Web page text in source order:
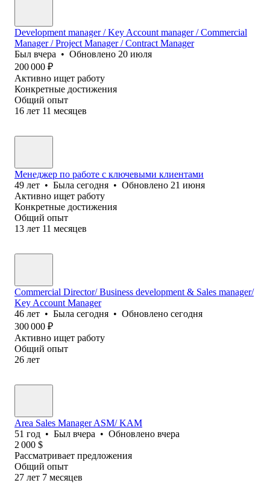
Development manager / Key Account manager / Commercial
Manager / Project Manager / Contract Manager
Был вчера • Обновлено 20 июля
200 000 ₽
Активно ищет работу
Конкретные достижения
Общий опыт
16 лет 11 месяцев
Менеджер по работе с ключевыми клиентами
49 лет • Была сегодня • Обновлено 21 июня
Активно ищет работу
Конкретные достижения
Общий опыт
13 лет 11 месяцев
Commercial Director/ Business development & Sales manager/
Key Account Manager
46 лет • Была сегодня • Обновлено сегодня
300 000 ₽
Активно ищет работу
Общий опыт
26 лет
Area Sales Manager ASM/ KAM
51 год • Был вчера • Обновлено вчера
2 000 $
Рассматривает предложения
Общий опыт
27 лет 7 месяцев